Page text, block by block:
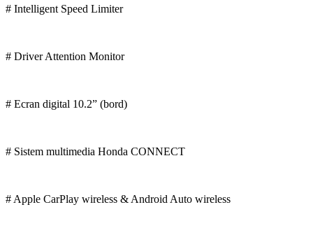
# Intelligent Speed Limiter
# Driver Attention Monitor
# Ecran digital 10.2” (bord)
# Sistem multimedia Honda CONNECT
# Apple CarPlay wireless & Android Auto wireless